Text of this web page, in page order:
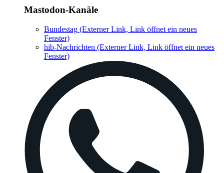
Mastodon-Kanäle
Bundestag (Externer Link, Link öffnet ein neues
Fenster)
hib-Nachrichten (Externer Link, Link öffnet ein neues
Fenster)